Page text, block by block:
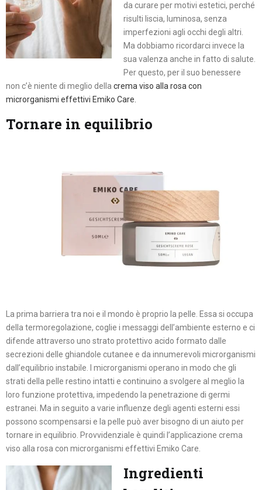
da curare per motivi estetici, perché
risulti liscia, luminosa, senza
imperfezioni agli occhi degli altri.
Ma dobbiamo ricordarci invece la
sua valenza anche in fatto di salute.
Per questo, per il suo benessere
non c’è niente di meglio della crema viso alla rosa con
microrganismi effettivi Emiko Care.
Tornare in equilibrio
La prima barriera tra noi e il mondo è proprio la pelle. Essa si occupa
della termoregolazione, coglie i messaggi dell’ambiente esterno e ci
difende attraverso uno strato protettivo acido formato dalle
secrezioni delle ghiandole cutanee e da innumerevoli microrganismi
dall’equilibrio instabile. I microrganismi operano in modo che gli
strati della pelle restino intatti e continuino a svolgere al meglio la
loro funzione protettiva, impedendo la penetrazione di germi
estranei. Ma in seguito a varie influenze degli agenti esterni essi
possono scompensarsi e la pelle può aver bisogno di un aiuto per
tornare in equilibrio. Provvidenziale è quindi l’applicazione crema
viso alla rosa con microrganismi effettivi Emiko Care.
Ingredienti